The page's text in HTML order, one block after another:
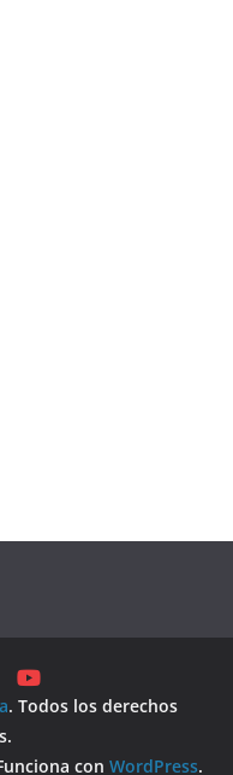
. Todos los derechos
con WordPress.